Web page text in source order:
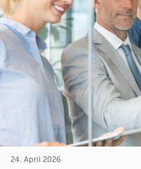
24. April 2026